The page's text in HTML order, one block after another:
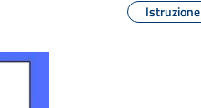
Istruzione